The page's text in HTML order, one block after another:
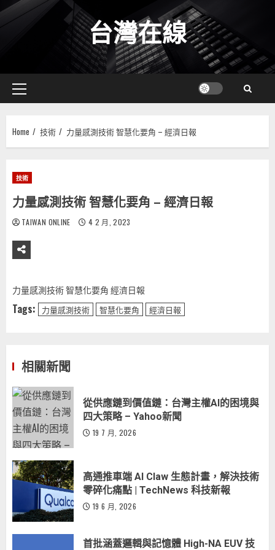
Skip
to
台灣在線
Primary
Menu
Home 技術 力量感測技術 智慧化要角 – 經濟日報
技術
力量感測技術 智慧化要角 – 經濟日報
TAIWAN ONLINE 4 2 月, 2023
力量感測技術 智慧化要角 經濟日報
Tags: 力量感測技術 智慧化要角 經濟日報
相關新聞
從供應鏈到價值鏈：台灣主權AI的困境與
四大策略 – Yahoo新聞
19 7 月, 2026
高通推車端 AI Claw 生態計畫，解決技術
零碎化痛點 | TechNews 科技新報
19 6 月, 2026
首批涵蓋邏輯與記憶體 High-NA EUV 技